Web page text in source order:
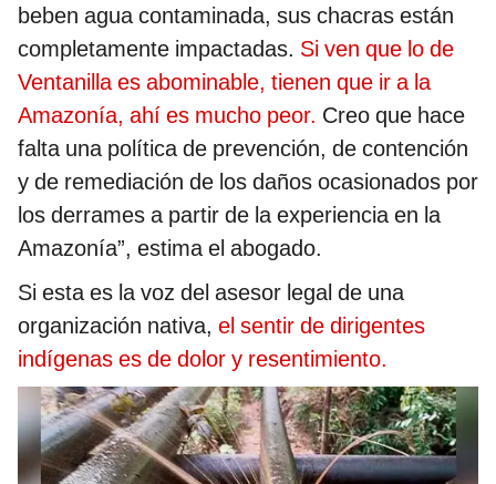
beben agua contaminada, sus chacras están
completamente impactadas. Si ven que lo de
Ventanilla es abominable, tienen que ir a la
Amazonía, ahí es mucho peor. Creo que hace
falta una política de prevención, de contención
y de remediación de los daños ocasionados por
los derrames a partir de la experiencia en la
Amazonía”, estima el abogado.
Si esta es la voz del asesor legal de una
organización nativa, el sentir de dirigentes
indígenas es de dolor y resentimiento.